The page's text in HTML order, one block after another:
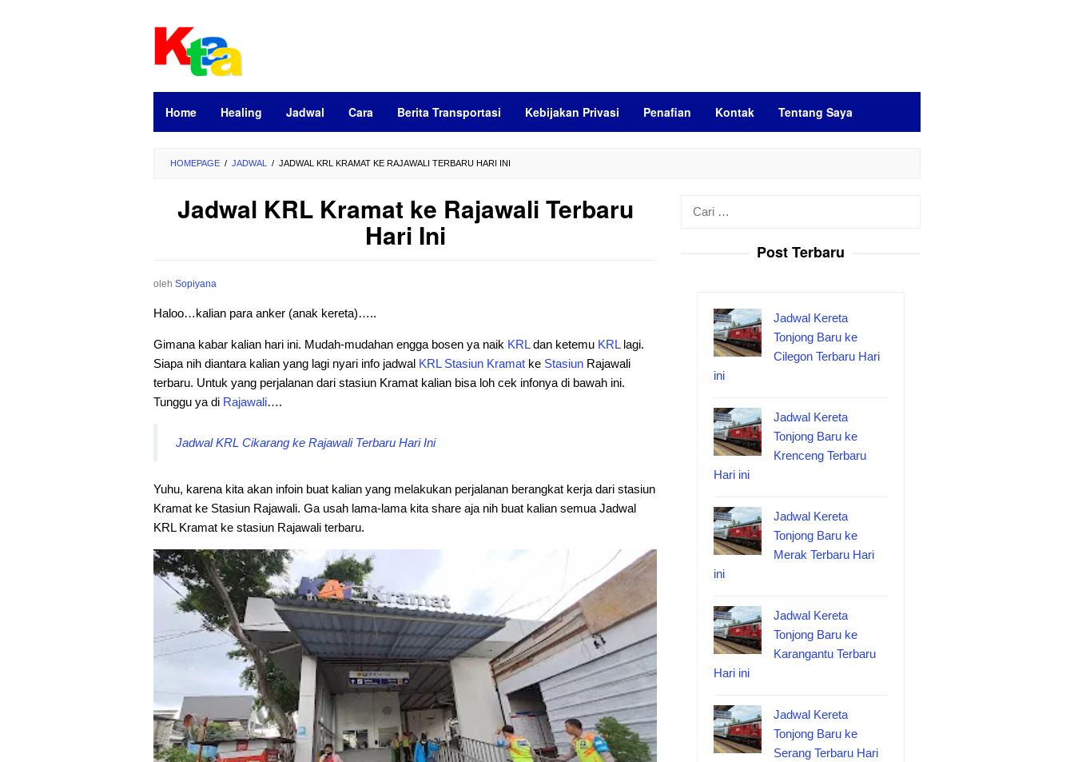
Home Healing Jadwal Cara Berita Transportasi Kebijakan Privasi Penafian Kontak Tentang Saya
HOMEPAGE / JADWAL / JADWAL KRL KRAMAT KE RAJAWALI TERBARU HARI INI
Jadwal KRL Kramat ke Rajawali Terbaru
Hari Ini
oleh Sopiyana
Haloo…kalian para anker (anak kereta)…..
Gimana kabar kalian hari ini. Mudah-mudahan engga bosen ya naik KRLdan ketemu KRLlagi.
Siapa nih diantara kalian yang lagi nyari info jadwal KRL Stasiun Kramat ke Stasiun Rajawali
terbaru. Untuk yang perjalanan dari stasiun Kramat kalian bisa loh cek infonya di bawah ini.
Tunggu ya di Rajawali….
Jadwal KRL Cikarang ke Rajawali Terbaru Hari Ini
Yuhu, karena kita akan infoin buat kalian yang melakukan perjalanan berangkat kerja dari stasiun
Kramat ke Stasiun Rajawali. Ga usah lama-lama kita share aja nih buat kalian semua Jadwal
KRL Kramat ke stasiun Rajawali terbaru.
Post Terbaru
Jadwal Kereta
Tonjong Baru ke
Cilegon Terbaru Hari
ini
Jadwal Kereta
Tonjong Baru ke
Krenceng Terbaru
Hari ini
Jadwal Kereta
Tonjong Baru ke
Merak Terbaru Hari
ini
Jadwal Kereta
Tonjong Baru ke
Karangantu Terbaru
Hari ini
Jadwal Kereta
Tonjong Baru ke
Serang Terbaru Hari